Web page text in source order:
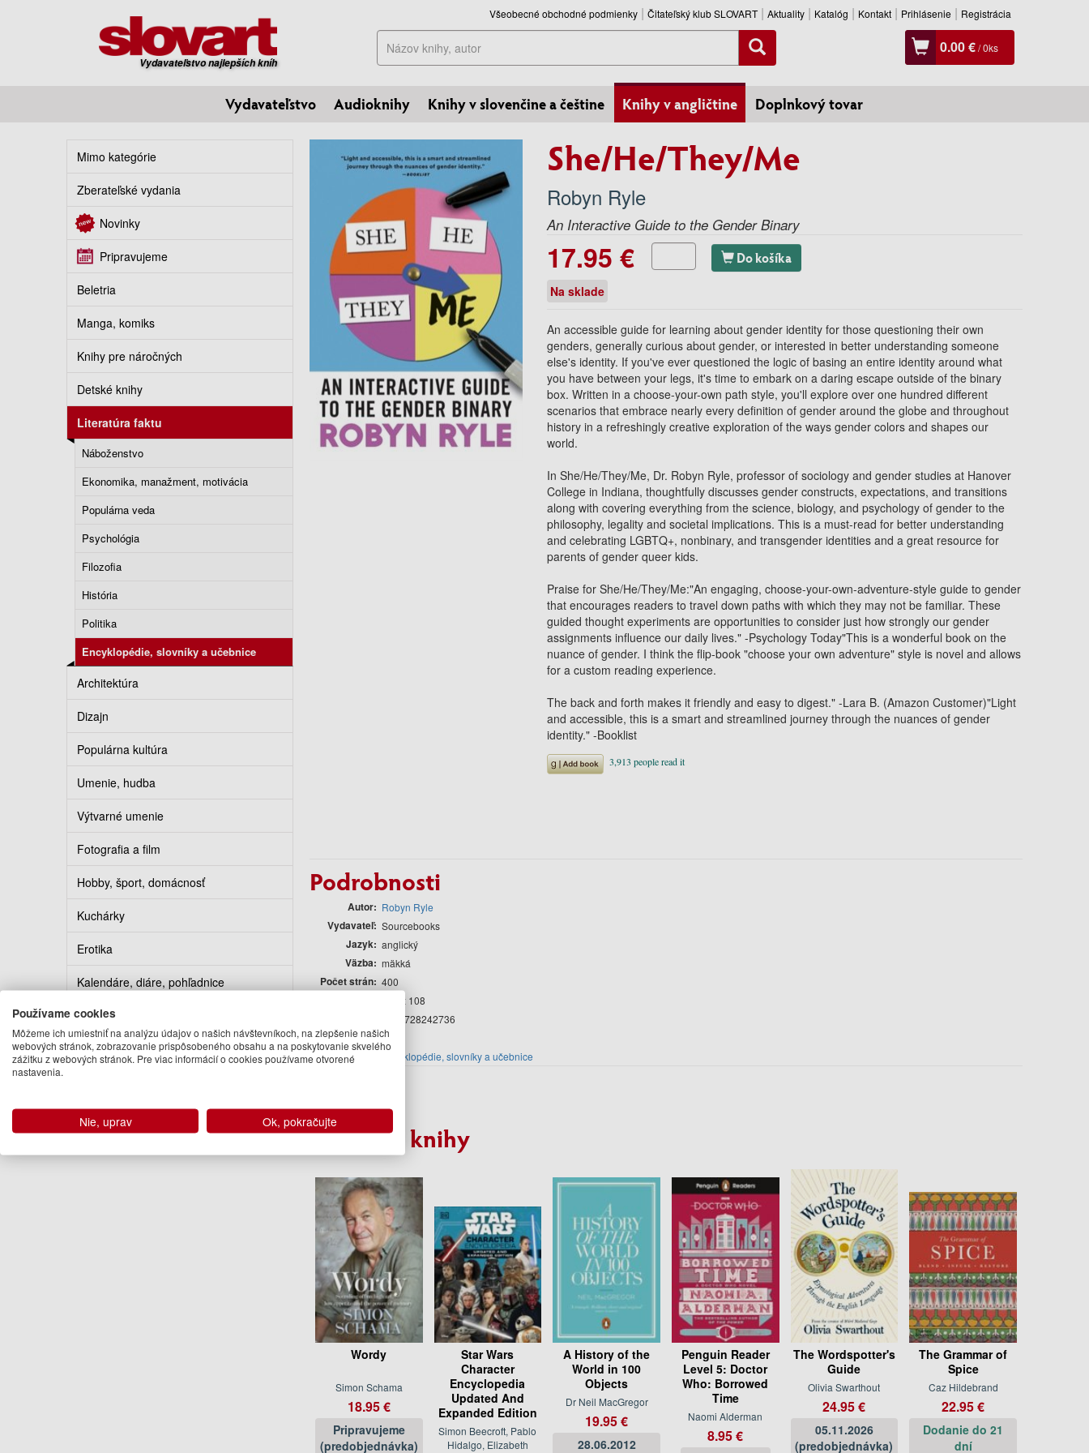
Vydavateľstvo najlepších kníh
Všeobecné obchodné podmienky Čitateľský klub SLOVART Aktuality Katalóg Kontakt Prihlásenie Registrácia
Hľadať 0.00 €/0ks
Vydavateľstvo Audioknihy Knihy v slovenčine a češtine Knihy v angličtine Doplnkový tovar
Mimo kategórie
Zberateľské vydania
Novinky
Pripravujeme
Beletria
Manga, komiks
Knihy pre náročných
Detské knihy
Literatúra faktu
Náboženstvo
Ekonomika, manažment, motivácia
Populárna veda
Psychológia
Filozofia
História
Politika
Encyklopédie, slovníky a učebnice
Architektúra
Dizajn
Populárna kultúra
Umenie, hudba
Výtvarné umenie
Fotografia a film
Hobby, šport, domácnosť
Kuchárky
Erotika
Kalendáre, diáre, pohľadnice
Turistickí sprievodcovia
She/He/They/Me
Robyn Ryle
An Interactive Guide to the Gender Binary
17.95 € Do košíka
Na sklade
An accessible guide for learning about gender identity for those questioning their own
genders, generally curious about gender, or interested in better understanding someone
else's identity. If you've ever questioned the logic of basing an entire identity around what
you have between your legs, it's time to embark on a daring escape outside of the binary
box. Written in a choose-your-own path style, you'll explore over one hundred different
scenarios that embrace nearly every definition of gender around the globe and throughout
history in a refreshingly creative exploration of the ways gender colors and shapes our
world.
In She/He/They/Me, Dr. Robyn Ryle, professor of sociology and gender studies at Hanover
College in Indiana, thoughtfully discusses gender constructs, expectations, and transitions
along with covering everything from the science, biology, and psychology of gender to the
philosophy, legality and societal implications. This is a must-read for better understanding
and celebrating LGBTQ+, nonbinary, and transgender identities and a great resource for
parents of gender queer kids.
Praise for She/He/They/Me:"An engaging, choose-your-own-adventure-style guide to gender
that encourages readers to travel down paths with which they may not be familiar. These
guided thought experiments are opportunities to consider just how strongly our gender
assignments influence our daily lives." -Psychology Today"This is a wonderful book on the
nuance of gender. I think the flip-book "choose your own adventure" style is novel and allows
for a custom reading experience.
The back and forth makes it friendly and easy to digest." -Lara B. (Amazon Customer)"Light
and accessible, this is a smart and streamlined journey through the nuances of gender
identity." -Booklist
Podrobnosti
Autor Robyn Ryle
Vydavateľ Sourcebooks
Jazyk anglický
Väzba mäkká
Počet strán 400
114 x 108
9781728242736
Rok vydania 2022
Edícia Encyklopédie, slovníky a učebnice
Robyn Ryle
Podobné knihy
Wordy
Simon Schama
18.95 €
Pripravujeme
(predobjednávka)
Star Wars
Character
Encyclopedia
Updated And
Expanded Edition
Simon Beecroft, Pablo
Hidalgo, Elizabeth
A History of the
World in 100
Objects
Dr Neil MacGregor
19.95 €
28.06.2012
Penguin Reader
Level 5: Doctor
Who: Borrowed
Time
Naomi Alderman
8.95 €
The Wordspotter's
Guide
Olivia Swarthout
24.95 €
05.11.2026
(predobjednávka)
The Grammar of
Spice
Caz Hildebrand
22.95 €
Dodanie do 21
dní
Používame cookies
Môžeme ich umiestniť na analýzu údajov o našich návštevníkoch, na zlepšenie našich
webových stránok, zobrazovanie prispôsobeného obsahu a na poskytovanie skvelého
zážitku z webových stránok. Pre viac informácií o cookies používame otvorené
nastavenia.
Nie, uprav Ok, pokračujte